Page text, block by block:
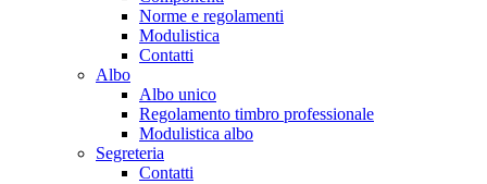
Norme e regolamenti
Modulistica
Contatti
Albo
Albo unico
Regolamento timbro professionale
Modulistica albo
Segreteria
Contatti